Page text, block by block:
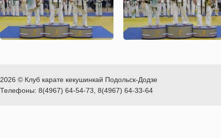
2026 © Клуб карате кекушинкай Подольск-Додзе
Телефоны: 8(4967) 64-54-73, 8(4967) 64-33-64